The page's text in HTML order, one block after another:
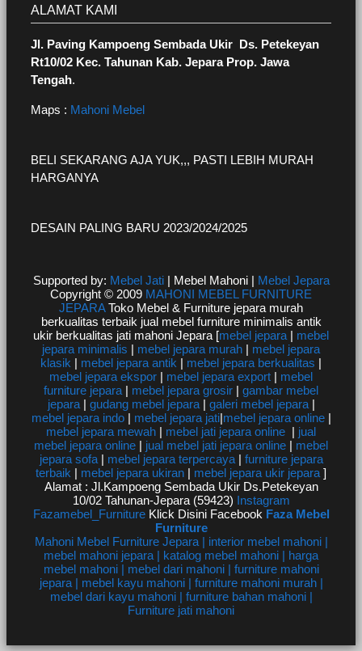
ALAMAT KAMI
Jl. Paving Kampoeng Sembada Ukir Ds. Petekeyan
Rt10/02 Kec. Tahunan Kab. Jepara Prop. Jawa
Tengah.
Maps : Mahoni Mebel
BELI SEKARANG AJA YUK,,, PASTI LEBIH MURAH
HARGANYA
DESAIN PALING BARU 2023/2024/2025
Supported by: Mebel Jati| Mebel Mahoni | Mebel Jepara
Copyright © 2009 MAHONI MEBEL FURNITURE
JEPARAToko Mebel & Furniture jepara murah
berkualitas terbaik jual mebel furniture minimalis antik
ukir berkualitas jati mahoni Jepara [mebel jepara | mebel
jepara minimalis | mebel jepara murah | mebel jepara
klasik | mebel jepara antik | mebel jepara berkualitas |
mebel jepara ekspor | mebel jepara export | mebel
furniture jepara | mebel jepara grosir | gambar mebel
jepara| gudang mebel jepara| galeri mebel jepara|
mebel jepara indo| mebel jepara jati|mebel jepara online|
mebel jepara mewah | mebel jati jepara online | jual
mebel jepara online | jual mebel jati jepara online | mebel
jepara sofa| mebel jepara terpercaya| furniture jepara
terbaik | mebel jepara ukiran | mebel jepara ukir jepara ]
Alamat : Jl.Kampoeng Sembada Ukir Ds.Petekeyan
10/02 Tahunan-Jepara (59423) Instagram
Fazamebel_FurnitureKlick Disini Facebook Faza Mebel
Furniture
Mahoni Mebel Furniture Jepara | interior mebel mahoni |
mebel mahoni jepara | katalog mebel mahoni | harga
mebel mahoni | mebel dari mahoni | furniture mahoni
jepara | mebel kayu mahoni | furniture mahoni murah |
mebel dari kayu mahoni | furniture bahan mahoni |
Furniture jati mahoni